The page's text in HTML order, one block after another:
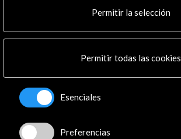
Boletín digital
Conecta
(Twitter)
LinkedIn
Permitir la selección
Permitir todas las cookies
Esenciales
Preferencias